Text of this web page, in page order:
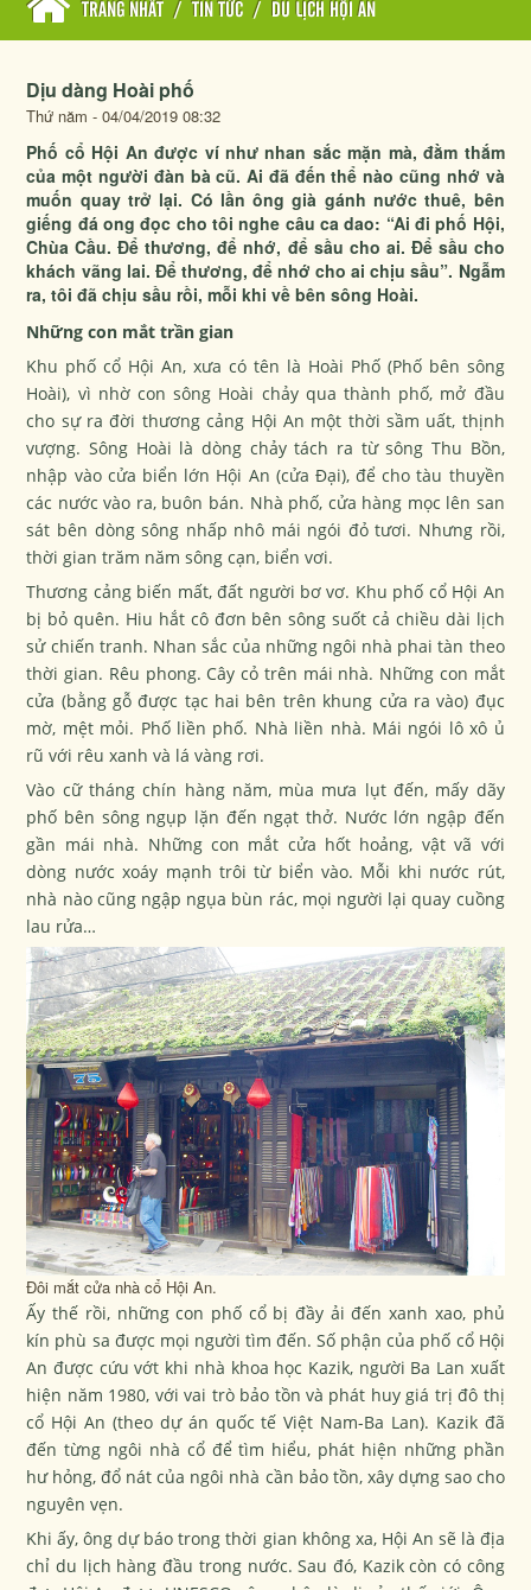
TRANG NHẤT / TIN TỨC / DU LỊCH HỘI AN
Dịu dàng Hoài phố
Thứ năm - 04/04/2019 08:32
Phố cổ Hội An được ví như nhan sắc mặn mà, đằm thắm
của một người đàn bà cũ. Ai đã đến thể nào cũng nhớ và
muốn quay trở lại. Có lần ông già gánh nước thuê, bên
giếng đá ong đọc cho tôi nghe câu ca dao: “Ai đi phố Hội,
Chùa Cầu. Để thương, để nhớ, để sầu cho ai. Để sầu cho
khách vãng lai. Để thương, để nhớ cho ai chịu sầu”. Ngẫm
ra, tôi đã chịu sầu rồi, mỗi khi về bên sông Hoài.
Những con mắt trần gian
Khu phố cổ Hội An, xưa có tên là Hoài Phố (Phố bên sông
Hoài), vì nhờ con sông Hoài chảy qua thành phố, mở đầu
cho sự ra đời thương cảng Hội An một thời sầm uất, thịnh
vượng. Sông Hoài là dòng chảy tách ra từ sông Thu Bồn,
nhập vào cửa biển lớn Hội An (cửa Đại), để cho tàu thuyền
các nước vào ra, buôn bán. Nhà phố, cửa hàng mọc lên san
sát bên dòng sông nhấp nhô mái ngói đỏ tươi. Nhưng rồi,
thời gian trăm năm sông cạn, biển vơi.
Thương cảng biến mất, đất người bơ vơ. Khu phố cổ Hội An
bị bỏ quên. Hiu hắt cô đơn bên sông suốt cả chiều dài lịch
sử chiến tranh. Nhan sắc của những ngôi nhà phai tàn theo
thời gian. Rêu phong. Cây cỏ trên mái nhà. Những con mắt
cửa (bằng gỗ được tạc hai bên trên khung cửa ra vào) đục
mờ, mệt mỏi. Phố liền phố. Nhà liền nhà. Mái ngói lô xô ủ
rũ với rêu xanh và lá vàng rơi.
Vào cữ tháng chín hàng năm, mùa mưa lụt đến, mấy dãy
phố bên sông ngụp lặn đến ngạt thở. Nước lớn ngập đến
gần mái nhà. Những con mắt cửa hốt hoảng, vật vã với
dòng nước xoáy mạnh trôi từ biển vào. Mỗi khi nước rút,
nhà nào cũng ngập ngụa bùn rác, mọi người lại quay cuồng
lau rửa…
Đôi mắt cửa nhà cổ Hội An.
Ấy thế rồi, những con phố cổ bị đầy ải đến xanh xao, phủ
kín phù sa được mọi người tìm đến. Số phận của phố cổ Hội
An được cứu vớt khi nhà khoa học Kazik, người Ba Lan xuất
hiện năm 1980, với vai trò bảo tồn và phát huy giá trị đô thị
cổ Hội An (theo dự án quốc tế Việt Nam-Ba Lan). Kazik đã
đến từng ngôi nhà cổ để tìm hiểu, phát hiện những phần
hư hỏng, đổ nát của ngôi nhà cần bảo tồn, xây dựng sao cho
nguyên vẹn.
Khi ấy, ông dự báo trong thời gian không xa, Hội An sẽ là địa
chỉ du lịch hàng đầu trong nước. Sau đó, Kazik còn có công